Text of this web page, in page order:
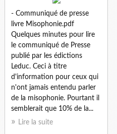
- Communiqué de presse
livre Misophonie.pdf
Quelques minutes pour lire
le communiqué de Presse
publié par les édictions
Leduc. Ceci à titre
d'information pour ceux qui
n'ont jamais entendu parler
de la misophonie. Pourtant il
semblerait que 10% de la...
Lire la suite